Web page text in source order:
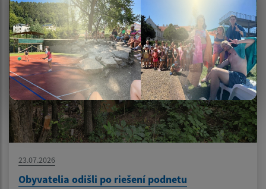
23.07.2026
Obyvatelia odišli po riešení podnetu